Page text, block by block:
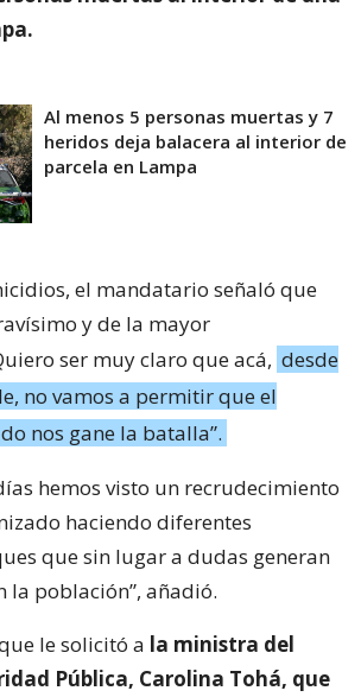
Al menos 5 personas muertas y 7
heridos deja balacera al interior de
parcela en Lampa
el mandatario señaló que
y de la mayor
ser muy claro que acá, desde
no vamos a permitir que el
nos gane la batalla”.
hemos visto un recrudecimiento
haciendo diferentes
que sin lugar a dudas generan
la población”, añadió.
le solicitó a la ministra del
Pública, Carolina Tohá, que